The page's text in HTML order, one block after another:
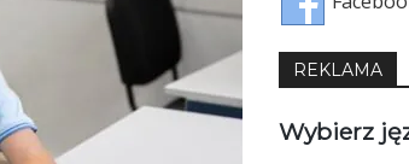
REKLAMA
Wybierz